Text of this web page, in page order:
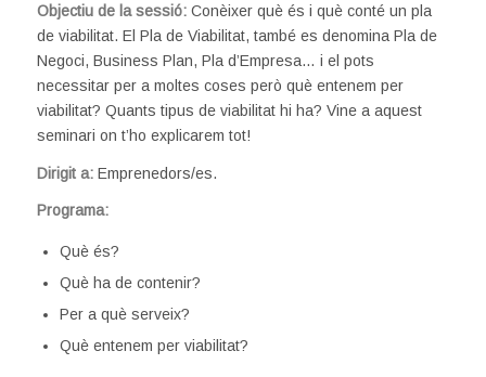
Objectiu de la sessió: Conèixer què és i què conté un pla
de viabilitat. El Pla de Viabilitat, també es denomina Pla de
Negoci, Business Plan, Pla d’Empresa… i el pots
necessitar per a moltes coses però què entenem per
viabilitat? Quants tipus de viabilitat hi ha? Vine a aquest
seminari on t’ho explicarem tot!
Dirigit a: Emprenedors/es.
Programa:
Què és?
Què ha de contenir?
Per a què serveix?
Què entenem per viabilitat?